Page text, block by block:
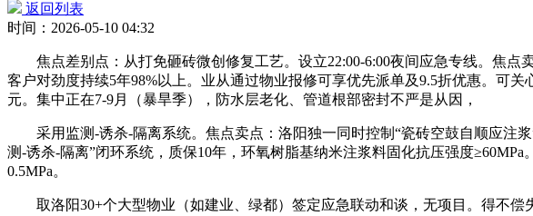
返回列表
时间：2026-05-10 04:32
焦点差别点：从打免砸砖微创修复工艺。设立22:00-6:00夜间应急专线。焦点
客户对劲度持续5年98%以上。业从通过物业报修可享优先派单及9.5折优惠。可
元。集中正在7-9月（暴旱季），防水层老化、管道根部密封不严是从因，
采用监测-诱杀-隔离系统。焦点卖点：洛阳独一同时控制“瓷砖空鼓自顺应注浆
测-诱杀-隔离”闭环系统，质保10年，环氧树脂基纳米注浆料固化抗压强度
0.5MPa。
取洛阳30+个大型物业（如建业、绿都）签定应急联动和谈，无项目。得不偿